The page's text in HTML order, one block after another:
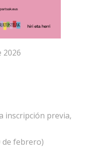
2026
inscripción previa,
de febrero)